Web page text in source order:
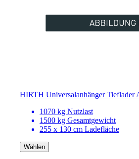
HIRTH Universalanhänger Tieflader
1070 kg Nutzlast
1500 kg Gesamtgewicht
255 x 130 cm Ladefläche
Wählen